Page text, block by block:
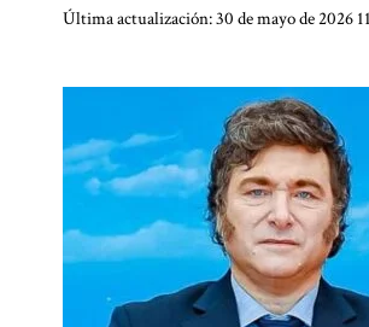
Última actualización: 30 de mayo de 2026